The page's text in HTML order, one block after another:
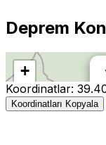
Deprem
Harita yükleniyor...
+
−
Koordinatlar:
Koordinatları Kopyala